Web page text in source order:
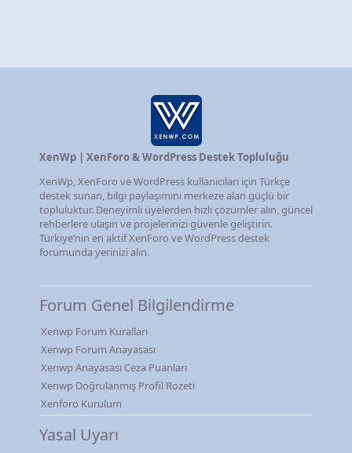
XenWp | XenForo & WordPress Destek Topluluğu
XenWp, XenForo ve WordPress kullanıcıları için Türkçe
destek sunan, bilgi paylaşımını merkeze alan güçlü bir
topluluktur. Deneyimli üyelerden hızlı çözümler alın, güncel
rehberlere ulaşın ve projelerinizi güvenle geliştirin.
Türkiye’nin en aktif XenForo ve WordPress destek
forumunda yerinizi alın.
Forum Genel Bilgilendirme
Xenwp Forum Kuralları
Xenwp Forum Anayasası
Xenwp Anayasası Ceza Puanları
Xenwp Doğrulanmış Profil Rozeti
Xenforo Kurulum
Yasal Uyarı